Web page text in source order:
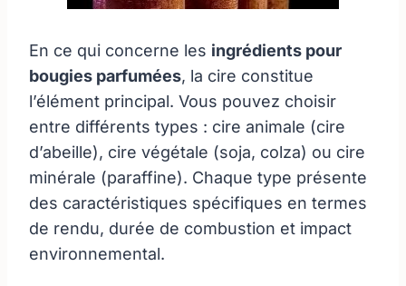
En ce qui concerne les ingrédients pour
bougies parfumées, la cire constitue
l’élément principal. Vous pouvez choisir
entre différents types : cire animale (cire
d’abeille), cire végétale (soja, colza) ou cire
minérale (paraffine). Chaque type présente
des caractéristiques spécifiques en termes
de rendu, durée de combustion et impact
environnemental.